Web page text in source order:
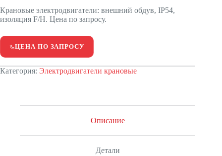
Крановые электродвигатели: внешний обдув, IP54,
изоляция F/H. Цена по запросу.
ЦЕНА ПО ЗАПРОСУ
Категория: Электродвигатели крановые
Описание
Детали